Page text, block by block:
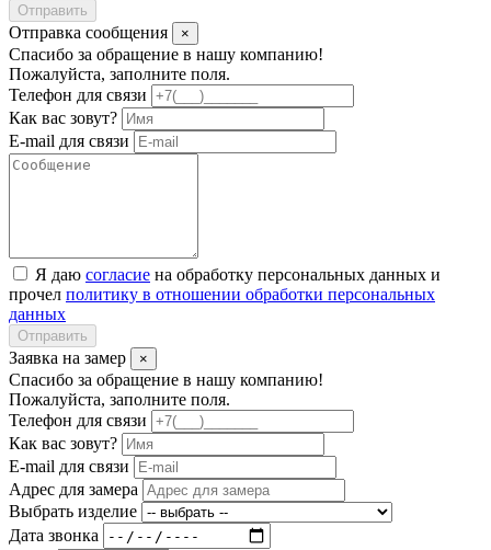
Отправить
Отправка сообщения ×
Спасибо за обращение в нашу компанию!
Пожалуйста, заполните поля.
Телефон для связи
Как вас зовут?
E-mail для связи
Я даю согласие на обработку персональных данных и
прочел политику в отношении обработки персональных
данных
Отправить
Заявка на замер ×
Спасибо за обращение в нашу компанию!
Пожалуйста, заполните поля.
Телефон для связи
Как вас зовут?
E-mail для связи
Адрес для замера
Выбрать изделие
Дата звонка